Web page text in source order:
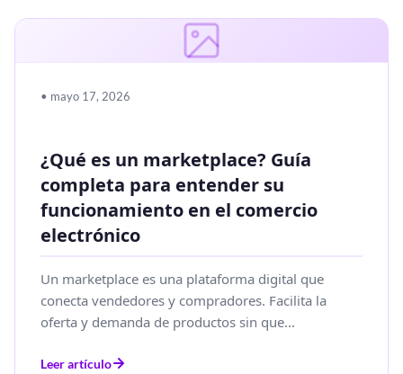
• mayo 17, 2026
¿Qué es un marketplace? Guía
completa para entender su
funcionamiento en el comercio
electrónico
Un marketplace es una plataforma digital que
conecta vendedores y compradores. Facilita la
oferta y demanda de productos sin que...
Leer artículo